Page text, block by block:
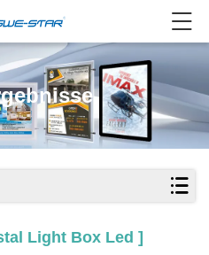
Light Box Led ]